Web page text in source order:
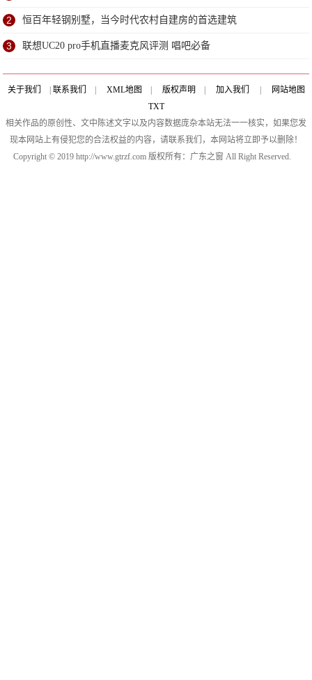
2 恒百年轻钢别墅，当今时代农村自建房的首选建筑
3 联想UC20 pro手机直播麦克风评测 唱吧必备
关于我们 联系我们 XML地图 版权声明 加入我们
网站地图
TXT
相关作品的原创性、文中陈述文字以及内容数据庞杂本站无法一一核实，如果您发
现本网站上有侵犯您的合法权益的内容，请联系我们，本网站将立即予以删除！
Copyright © 2019 http://www.gtrzf.com 版权所有：广东之窗 All Right Reserved.